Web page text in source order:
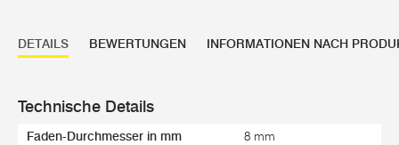
DETAILS BEWERTUNGEN INFORMATIONEN NACH
Technische Details
Faden-Durchmesser in mm 8 mm